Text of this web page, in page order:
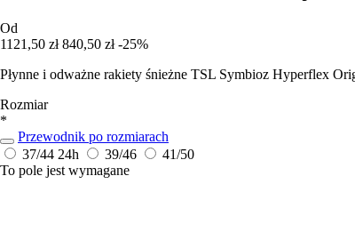
Od
1121,50 zł 840,50 zł -25%
Płynne i odważne rakiety śnieżne TSL Symbioz Hyperflex
Rozmiar
*
Przewodnik po rozmiarach
37/44 24h 39/46
41/50
To pole jest wymagane